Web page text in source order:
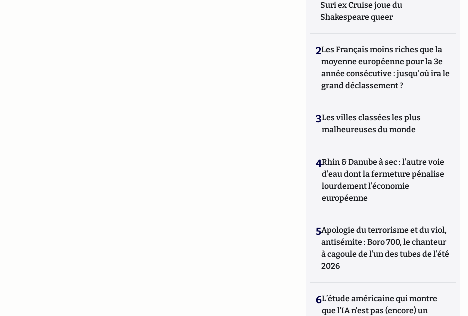
Suri ex Cruise joue du
Shakespeare queer
2Les Français moins riches que la
moyenne européenne pour la 3e
année consécutive : jusqu'où ira le
grand déclassement ?
3Les villes classées les plus
malheureuses du monde
4Rhin & Danube à sec : l’autre voie
d’eau dont la fermeture pénalise
lourdement l’économie
européenne
5Apologie du terrorisme et du viol,
antisémite : Boro 700, le chanteur
à cagoule de l’un des tubes de l’été
2026
6L’étude américaine qui montre
que l’IA n’est pas (encore) un